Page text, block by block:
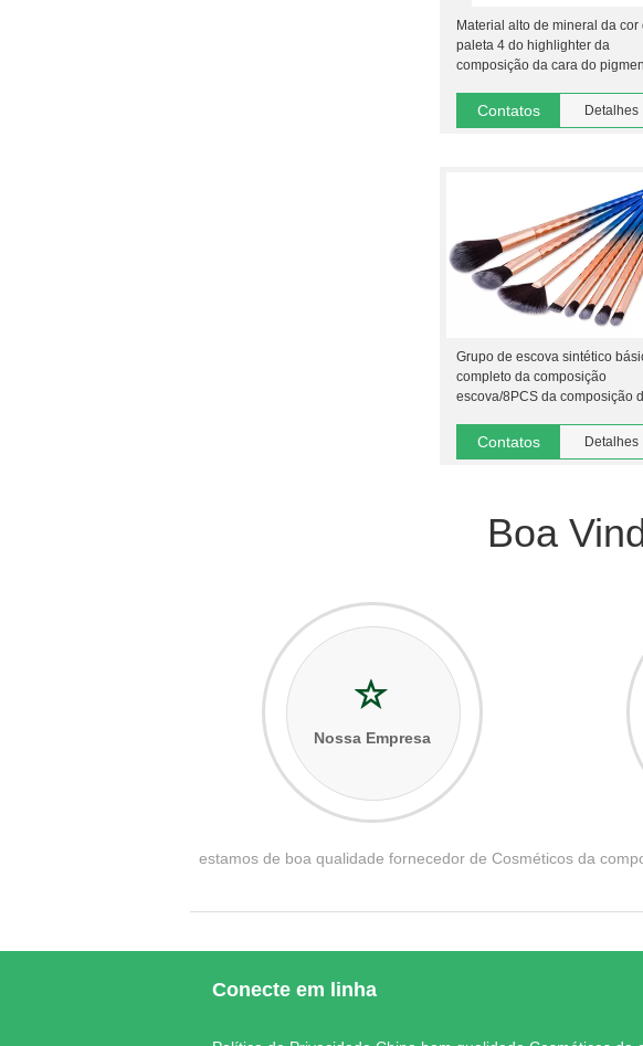
Material alto de mineral da cor
paleta 4 do highlighter da
composição da cara do
Contatos Detalhes
Grupo de escova sintético
completo da composição
escova/8PCS da composição
Contatos Detalhes
Boa
Nossa Empresa
estamos de boa qualidade fornecedor de Cosméticos da
Conecte em linha